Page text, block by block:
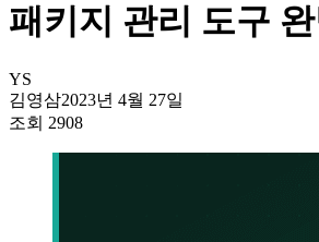
패키지 관리 도구
YS
김영삼2023년 4월 27일
조회 2908